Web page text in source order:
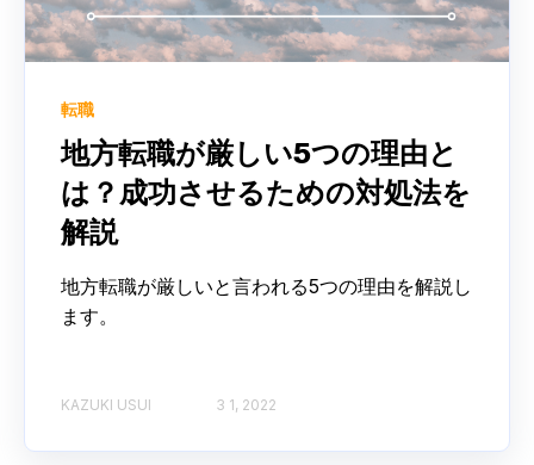
転職
地方転職が厳しい5つの理由と
は？成功させるための対処法を
解説
地方転職が厳しいと言われる5つの理由を解説し
ます。
KAZUKI USUI 3 1, 2022